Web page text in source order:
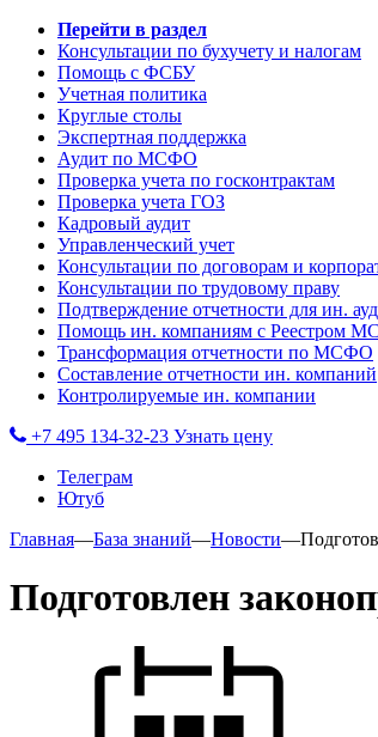
Перейти в раздел
Консультации по бухучету и налогам
Помощь с ФСБУ
Учетная политика
Круглые столы
Экспертная поддержка
Аудит по МСФО
Проверка учета по госконтрактам
Проверка учета ГОЗ
Кадровый аудит
Управленческий учет
Консультации по договорам и
Консультации по трудовому праву
Подтверждение отчетности для ин.
Помощь ин. компаниям с Реестром
Трансформация отчетности по МСФО
Составление отчетности ин. компаний
Контролируемые ин. компании
+7 495 134-32-23 Узнать цену
Телеграм
Ютуб
Главная—База знаний—Новости—
Подготовлен